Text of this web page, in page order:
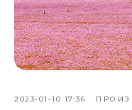
2023-01-10 17:36